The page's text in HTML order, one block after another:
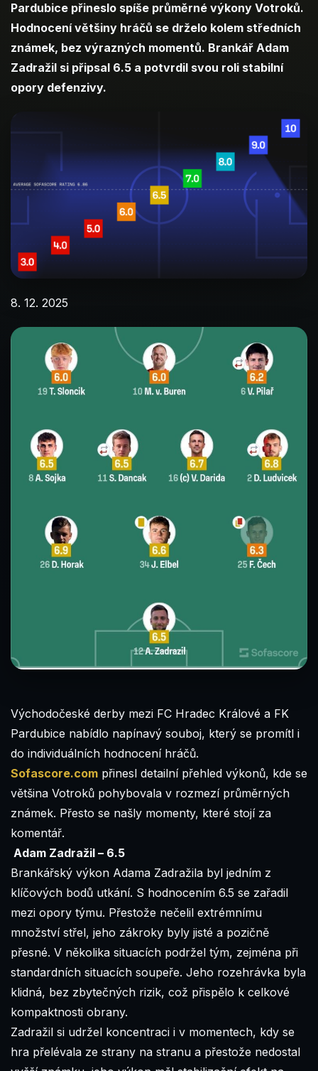
Pardubice přineslo spíše průměrné výkony Votroků.
Hodnocení většiny hráčů se drželo kolem středních
známek, bez výrazných momentů. Brankář Adam
Zadražil si připsal 6.5 a potvrdil svou roli stabilní
opory defenzivy.
8. 12. 2025
Východočeské derby mezi FC Hradec Králové a FK
Pardubice nabídlo napínavý souboj, který se promítl i
do individuálních hodnocení hráčů.
Sofascore.com přinesl detailní přehled výkonů, kde se
většina Votroků pohybovala v rozmezí průměrných
známek. Přesto se našly momenty, které stojí za
komentář.
Adam Zadražil – 6.5
Brankářský výkon Adama Zadražila byl jedním z
klíčových bodů utkání. S hodnocením 6.5 se zařadil
mezi opory týmu. Přestože nečelil extrémnímu
množství střel, jeho zákroky byly jisté a pozičně
přesné. V několika situacích podržel tým, zejména při
standardních situacích soupeře. Jeho rozehrávka byla
klidná, bez zbytečných rizik, což přispělo k celkové
kompaktnosti obrany.
Zadražil si udržel koncentraci i v momentech, kdy se
hra přelévala ze strany na stranu a přestože nedostal